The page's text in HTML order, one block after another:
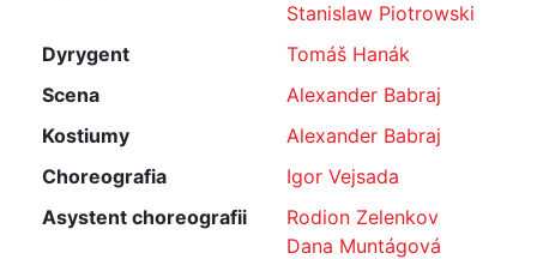
Stanislaw Piotrowski
Dyrygent
Tomáš Hanák
Scena
Alexander Babraj
Kostiumy
Alexander Babraj
Choreografia
Igor Vejsada
Asystent choreografii
Rodion Zelenkov
Dana Muntágová